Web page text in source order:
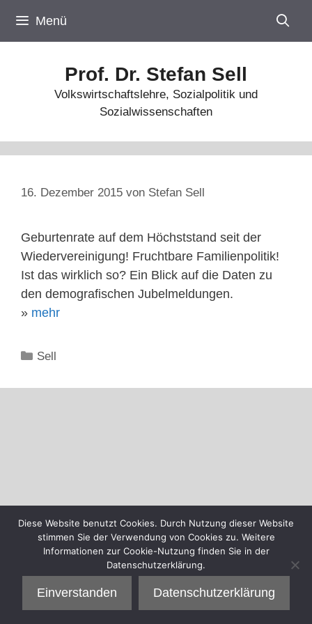
Inhalt
springen
Menü
Prof. Dr. Stefan Sell
Volkswirtschaftslehre, Sozialpolitik und
Sozialwissenschaften
16. Dezember 2015 von Stefan Sell
Geburtenrate auf dem Höchststand seit der
Wiedervereinigung! Fruchtbare Familienpolitik!
Ist das wirklich so? Ein Blick auf die Daten zu
den demografischen Jubelmeldungen.
» mehr
Kategorien
Sell
Diese Website benutzt Cookies. Durch Nutzung dieser Website
stimmen Sie der Verwendung von Cookies zu. Weitere
Informationen zur Cookie-Nutzung finden Sie in der
Datenschutzerklärung.
Einverstanden Datenschutzerklärung